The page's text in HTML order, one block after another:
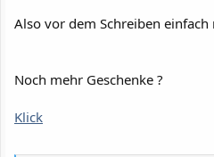
Also vor dem Schreiben einfach
Noch mehr Geschenke ?
Klick